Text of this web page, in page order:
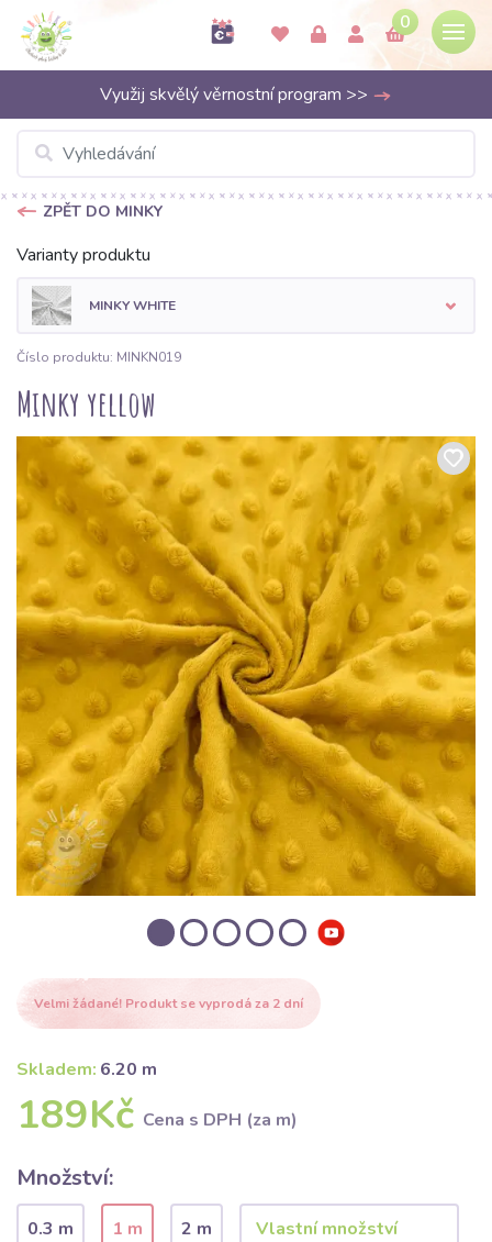
0
Využij skvělý věrnostní program >>
ZPĚT DO MINKY
Varianty produktu
MINKY WHITE
Číslo produktu: MINKN019
Minky yellow
Velmi žádané! Produkt se vyprodá za 2 dní
Skladem: 6.20 m
189Kč Cena s DPH (za m)
Množství:
0.3 m 1 m
2 m